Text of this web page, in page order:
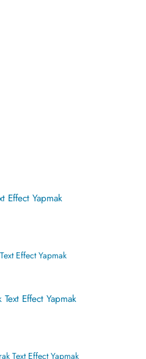
Effect Yapmak
Effect Yapmak